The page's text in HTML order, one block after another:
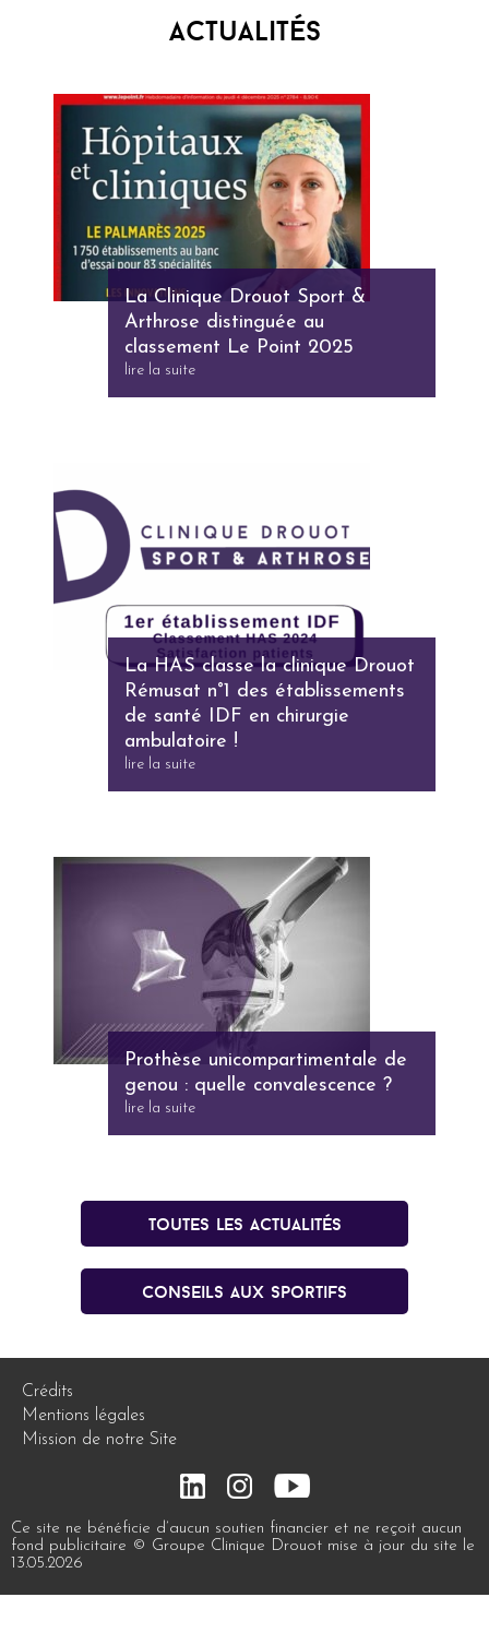
Actualités
La Clinique Drouot Sport &
Arthrose distinguée au
classement Le Point 2025
lire la suite
La HAS classe la clinique Drouot
Rémusat n°1 des établissements
de santé IDF en chirurgie
ambulatoire !
lire la suite
Prothèse unicompartimentale de
genou : quelle convalescence ?
lire la suite
Toutes les actualités
conseils aux sportifs
Crédits
Mentions légales
Mission de notre Site
Ce site ne bénéficie d’aucun soutien financier et ne reçoit aucun
fond publicitaire © Groupe Clinique Drouot mise à jour du site le
13.05.2026